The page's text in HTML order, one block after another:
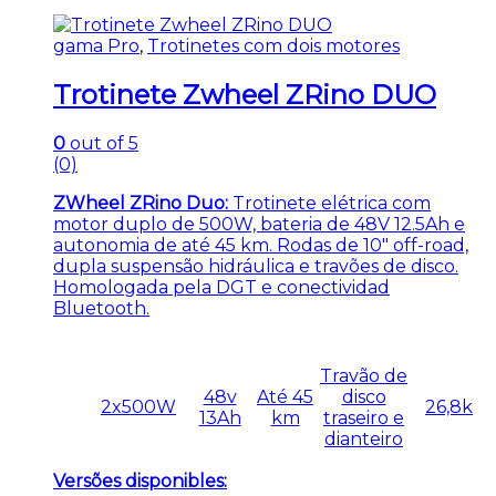
gama Pro, Trotinetes com dois motores
Trotinete Zwheel ZRino DUO
0 out of 5
(0)
ZWheel ZRino Duo: Trotinete elétrica com
motor duplo de 500W, bateria de 48V 12.5Ah e
autonomia de até 45 km. Rodas de 10″ off-road,
dupla suspensão hidráulica e travões de disco.
Homologada pela DGT e conectividad
Bluetooth.
2x500W
48v
13Ah
Até 45
km
Travão de
disco
traseiro e
dianteiro
26,8k
Versões disponibles: